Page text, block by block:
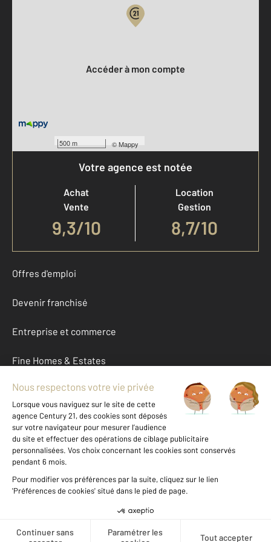
500 m ©Mappy
Accéder à mon compte
Votre agence est notée
Achat
Vente
9,3/10
Location
Gestion
8,7/10
Offres d'emploi
Devenir franchisé
Entreprise et commerce
Fine Homes & Estates
À propos
International
Nous contacter
Données personnelles
Gestionnaire des cookies